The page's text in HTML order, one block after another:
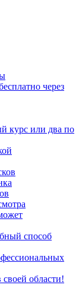
через
курс или два по
способ
области!